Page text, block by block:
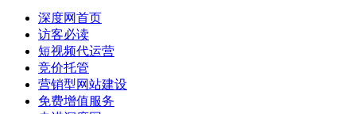
深度网首页
访客必读
短视频代运营
竞价托管
营销型网站建设
免费增值服务